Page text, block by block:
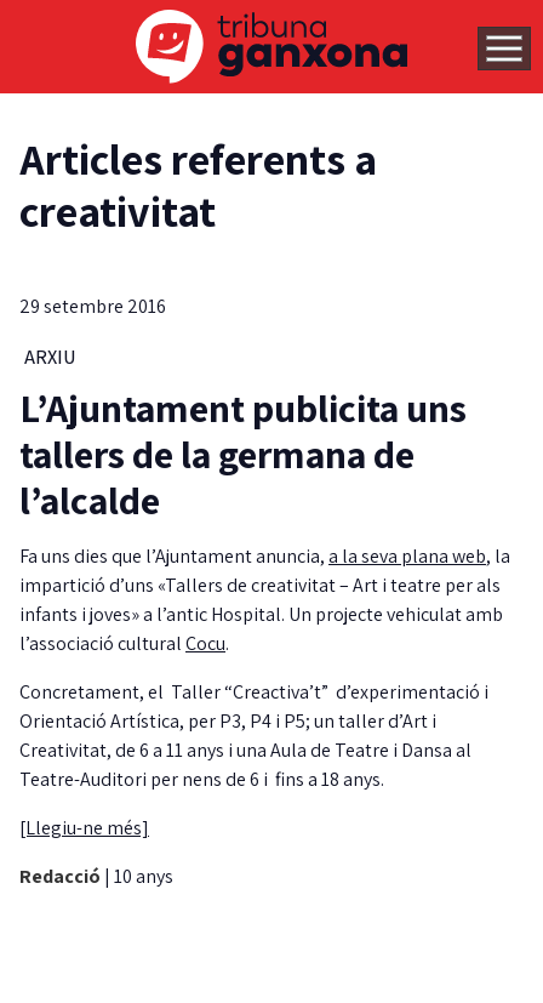
Articles referents a
creativitat
29 setembre 2016
ARXIU
L’Ajuntament publicita uns
tallers de la germana de
l’alcalde
Fa uns dies que l’Ajuntament anuncia,a la seva plana web, la
impartició d’uns «Tallers de creativitat – Art i teatre per als
infants i joves» a l’antic Hospital. Un projecte vehiculat amb
l’associació culturalCocu.
Concretament, el Taller “Creactiva’t” d’experimentació i
Orientació Artística, per P3, P4 i P5; un taller d’Art i
Creativitat, de 6 a 11 anys i una Aula de Teatre i Dansa al
Teatre-Auditori per nens de 6 i fins a 18 anys.
[Llegiu-ne més]
Redacció | 10 anys